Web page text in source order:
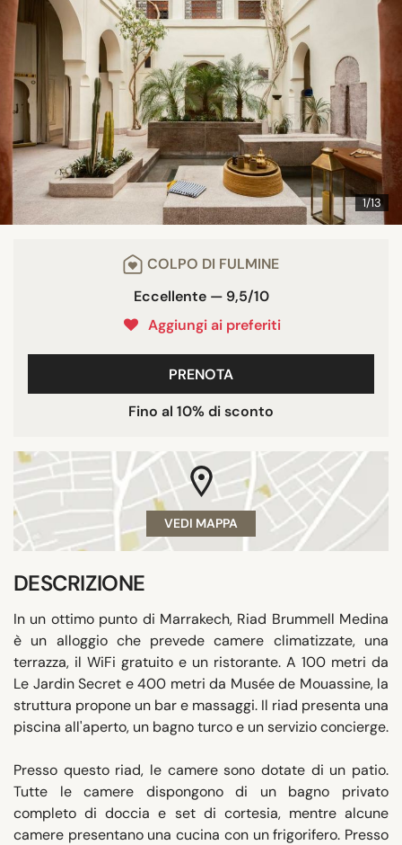
1/13
COLPO DI FULMINE
Eccellente — 9,5/10
Aggiungi ai preferiti
PRENOTA
Fino al 10% di sconto
VEDI MAPPA
DESCRIZIONE
In un ottimo punto di Marrakech, Riad Brummell Medina
è un alloggio che prevede camere climatizzate, una
terrazza, il WiFi gratuito e un ristorante. A 100 metri da
Le Jardin Secret e 400 metri da Musée de Mouassine, la
struttura propone un bar e massaggi. Il riad presenta una
piscina all'aperto, un bagno turco e un servizio concierge.
Presso questo riad, le camere sono dotate di un patio.
Tutte le camere dispongono di un bagno privato
completo di doccia e set di cortesia, mentre alcune
camere presentano una cucina con un frigorifero. Presso